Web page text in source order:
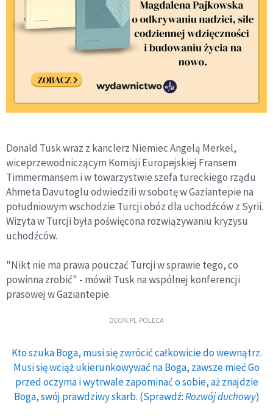
Donald Tusk wraz z kanclerz Niemiec Angelą Merkel,
wiceprzewodniczącym Komisji Europejskiej Fransem
Timmermansem i w towarzystwie szefa tureckiego rządu
Ahmeta Davutoglu odwiedzili w sobotę w Gaziantepie na
południowym wschodzie Turcji obóz dla uchodźców z Syrii.
Wizyta w Turcji była poświęcona rozwiązywaniu kryzysu
uchodźców.
"Nikt nie ma prawa pouczać Turcji w sprawie tego, co
powinna zrobić" - mówił Tusk na wspólnej konferencji
prasowej w Gaziantepie.
DEON.PL POLECA
Kto szuka Boga, musi się zwrócić całkowicie do wewnątrz.
Musi się wciąż ukierunkowywać na Boga, zawsze mieć Go
przed oczyma i wytrwale zapominać o sobie, aż znajdzie
Boga, swój prawdziwy skarb. (Sprawdź:Rozwój duchowy)